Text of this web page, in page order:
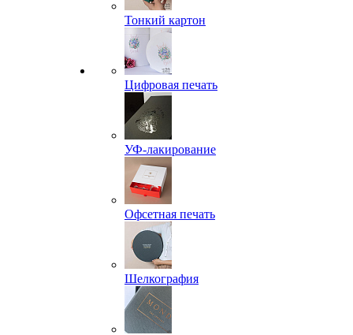
Тонкий картон
Цифровая печать
УФ-лакирование
Офсетная печать
Шелкография